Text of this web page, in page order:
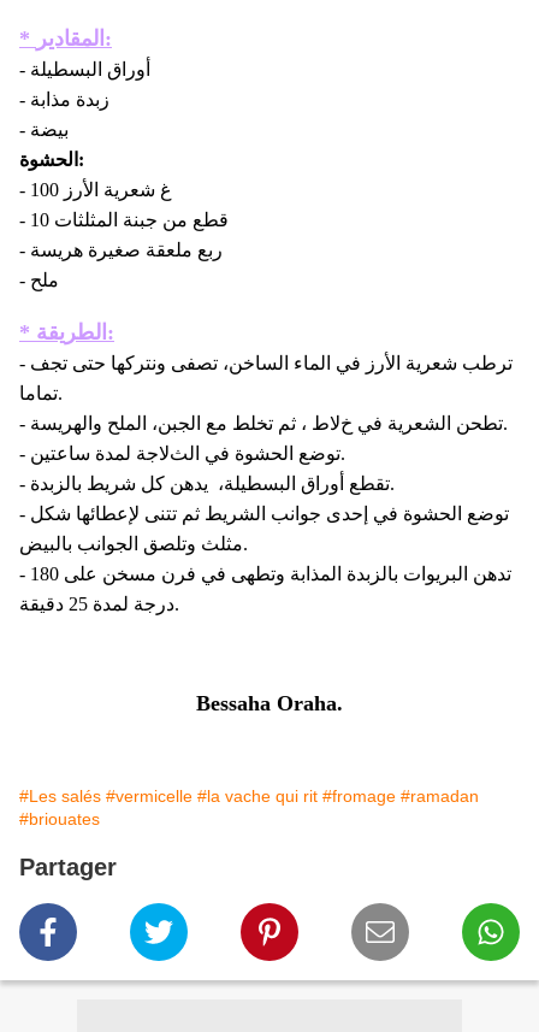
* المقادير:
- أوراق البسطيلة
- زبدة مذابة
- بيضة
الحشوة:
- 100 غ شعرية اﻷرز
- 10 قطع من جبنة المثلثات
- ربع ملعقة صغيرة هريسة
- ملح
* الطريقة:
- ترطب شعرية اﻷرز في الماء الساخن، تصفی ونتركها حتی تجف
تماما.
- تطحن الشعرية في خﻻط ، ثم تخلط مع الجبن، الملح والهريسة.
- توضع الحشوة في الثﻻجة لمدة ساعتين.
- تقطع أوراق البسطيلة، يدهن كل شريط بالزبدة.
- توضع الحشوة في إحدی جوانب الشريط ثم تتنی ﻹعطائها شكل
مثلث وتلصق الجوانب بالبيض.
- تدهن البريوات بالزبدة المذابة وتطهی في فرن مسخن علی 180
درجة لمدة 25 دقيقة.
Bessaha Oraha.
#Les salés #vermicelle #la vache qui rit #fromage #ramadan
#briouates
Partager